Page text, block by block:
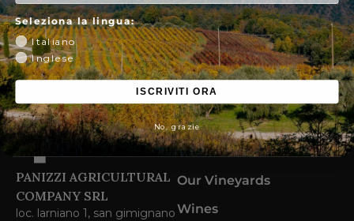
2022with the highest score.
PANIZZI AGRICULTURAL
COMPANY SRL
loc. larniano 1, san gimignano
ABOUT US.
Who We Are
Our Vineyards
Wines
Seleziona la lingua:
Italiano
Inglese
ISCRIVITI ORA
No, grazie